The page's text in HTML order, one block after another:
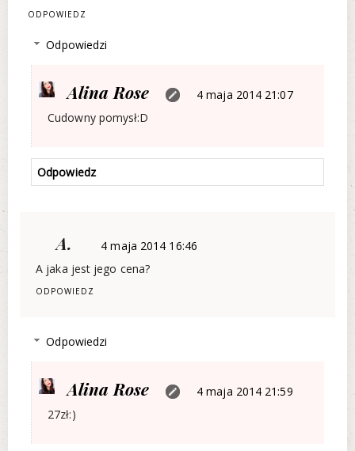
ODPOWIEDZ
Odpowiedzi
Alina Rose
4 maja 2014 21:07
Cudowny pomysł:D
Odpowiedz
A.
4 maja 2014 16:46
A jaka jest jego cena?
ODPOWIEDZ
Odpowiedzi
Alina Rose
4 maja 2014 21:59
27zł:)